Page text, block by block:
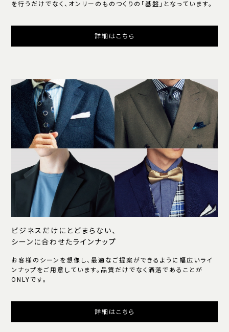
を行うだけでなく、オンリーのものつくりの「基盤」となっています。
詳細はこちら
ビジネスだけにとどまらない、
シーンに合わせたラインナップ
お客様のシーンを想像し、最適なご提案ができるように幅広いライ
ンナップをご用意しています。品質だけでなく洒落であることが
ONLYです。
詳細はこちら